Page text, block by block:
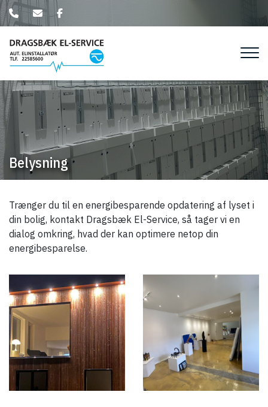
Gå
til
Belysning
Trænger du til en energibesparende opdatering af lyset i
din bolig, kontakt Dragsbæk El-Service, så tager vi en
dialog omkring, hvad der kan optimere netop din
energibesparelse.